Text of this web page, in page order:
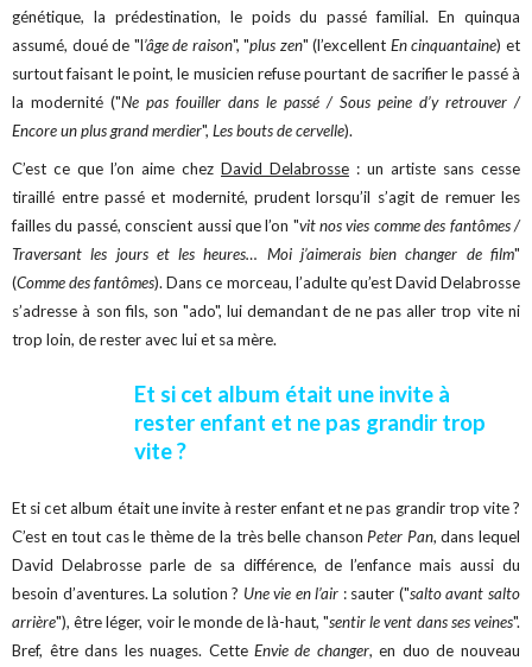
génétique, la prédestination, le poids du passé familial. En quinqua
assumé, doué de "l’âge de raison", "plus zen" (l’excellent En cinquantaine) et
surtout faisant le point, le musicien refuse pourtant de sacrifier le passé à
la modernité ("Ne pas fouiller dans le passé / Sous peine d’y retrouver /
Encore un plus grand merdier",Les bouts de cervelle).
C’est ce que l’on aime chez David Delabrosse: un artiste sans cesse
tiraillé entre passé et modernité, prudent lorsqu’il s’agit de remuer les
failles du passé, conscient aussi que l’on "vit nos vies comme des fantômes /
Traversant les jours et les heures… Moi j’aimerais bien changer de film"
(Comme des fantômes). Dans ce morceau, l’adulte qu’est David Delabrosse
s’adresse à son fils, son "ado", lui demandant de ne pas aller trop vite ni
trop loin, de rester avec lui et sa mère.
Et si cet album était une invite à
rester enfant et ne pas grandir trop
vite ?
Et si cet album était une invite à rester enfant et ne pas grandir trop vite ?
C’est en tout cas le thème de la très belle chanson Peter Pan, dans lequel
David Delabrosse parle de sa différence, de l’enfance mais aussi du
besoin d’aventures. La solution ? Une vie en l’air : sauter ("salto avant salto
arrière"), être léger, voir le monde de là-haut, "sentir le vent dans ses veines".
Bref, être dans les nuages. CetteEnvie de changer, en duo de nouveau